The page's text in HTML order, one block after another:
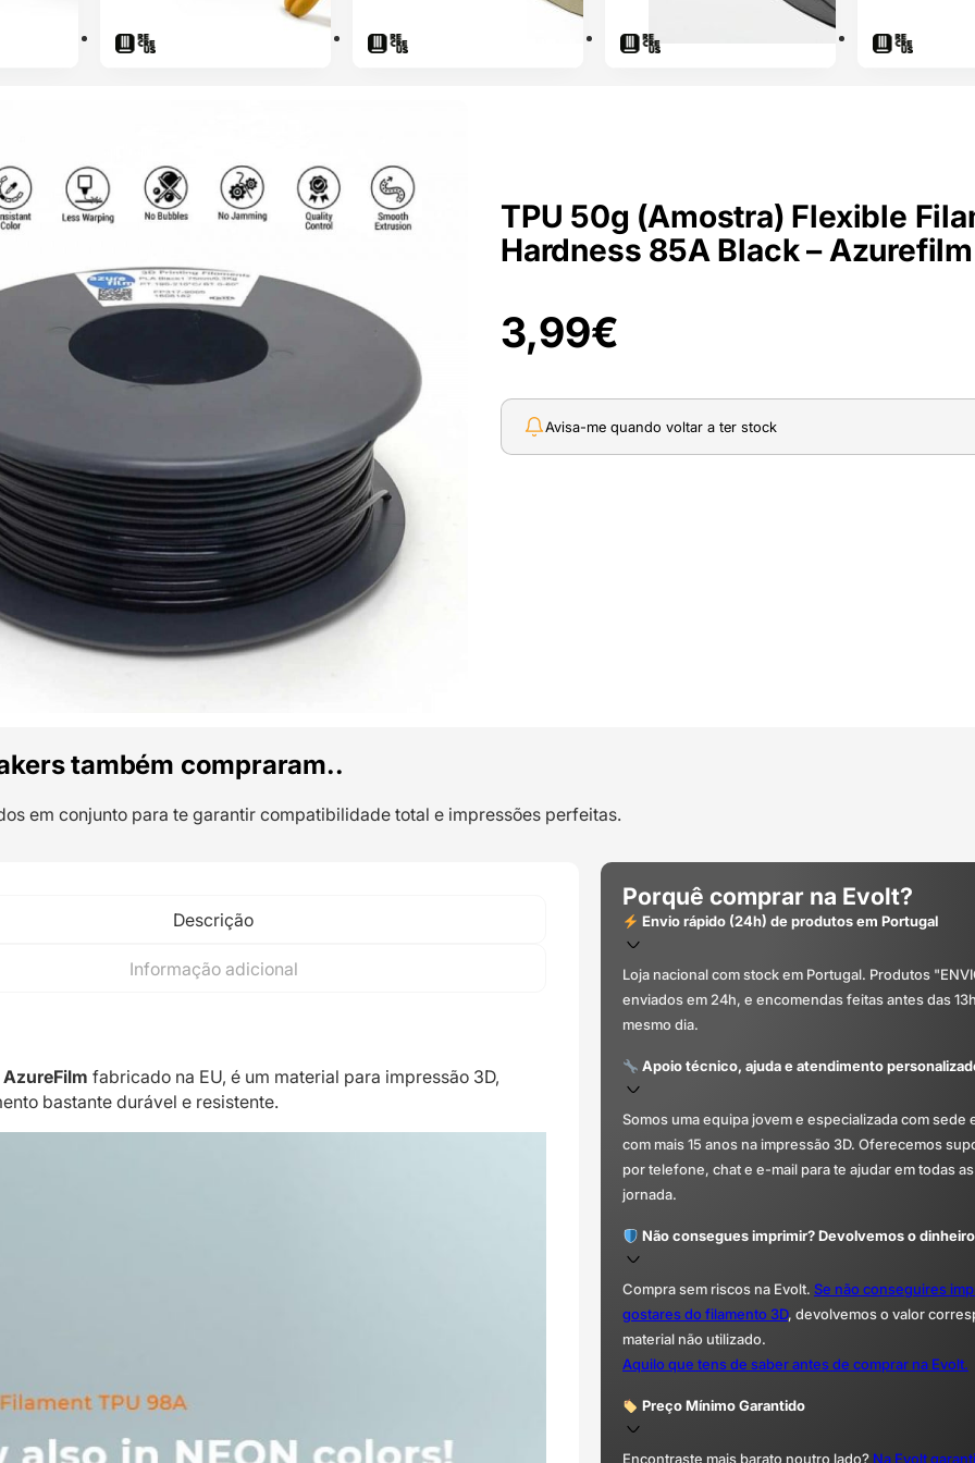
TPU 50g (Amostra) Flexible
Hardness 85A Black – Azurefilm
3,99€
Avisa-me quando voltar a ter stock
também compraram..
em conjunto para te garantir compatibilidade total e impressões perfeitas.
Descrição
Informação adicional
AzureFilm fabricado na EU, é um material para impressão 3D,
bastante durável e resistente.
Porquê comprar na Evolt?
Envio rápido (24h) de produtos em Portugal
Loja nacional com stock em Portugal. Produtos
enviados em 24h, e encomendas feitas antes das
mesmo dia.
Apoio técnico, ajuda e atendimento
Somos uma equipa jovem e especializada com sede
com mais 15 anos na impressão 3D. Oferecemos
por telefone, chat e e-mail para te ajudar em todas
jornada.
Não consegues imprimir? Devolvemos o
Compra sem riscos na Evolt. Se não conseguires
gostares do filamento 3D, devolvemos o valor
material não utilizado.
Aquilo que tens de saber antes de comprar na Evolt.
Preço Mínimo Garantido
Encontraste mais barato noutro lado? Na Evolt